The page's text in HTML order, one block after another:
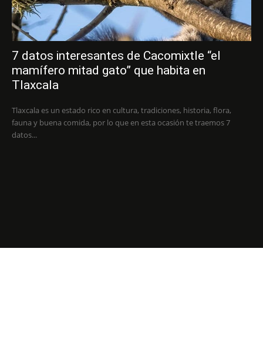
7 datos interesantes de Cacomixtle “el
mamífero mitad gato” que habita en
Tlaxcala
Tlaxcala es un estado rico en cultura, tradiciones, historia, flora,
fauna y buena comida, por lo que en esta ocasión te traemos 7
datos...